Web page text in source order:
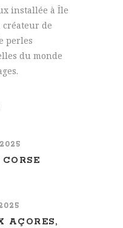
installée à Île
créateur de
perles
du monde
AÇORES,